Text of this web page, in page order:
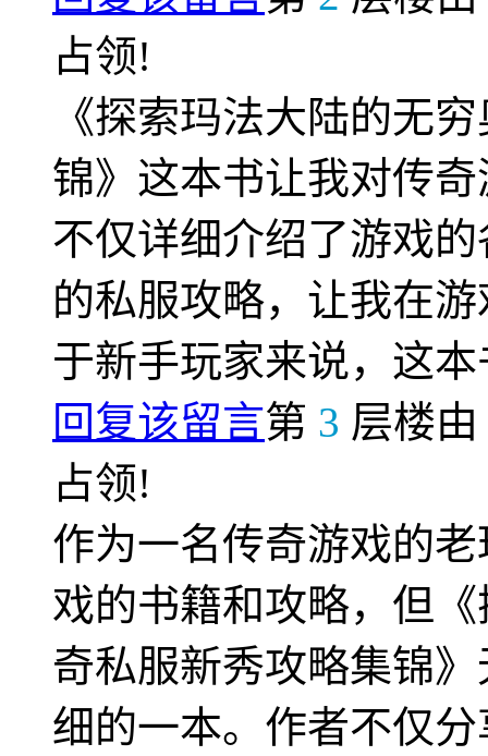
占领!
《探索玛法大陆的无
锦》这本书让我对传
不仅详细介绍了游戏
的私服攻略，让我在
于新手玩家来说，这
回复该留言第 3 层楼由
占领!
作为一名传奇游戏的
戏的书籍和攻略，但
奇私服新秀攻略集锦
细的一本。作者不仅